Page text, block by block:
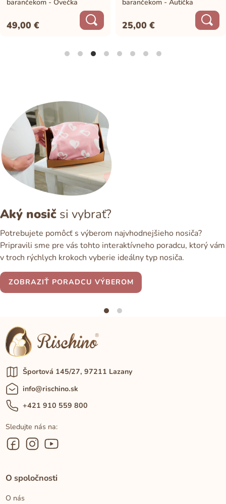
barančekom - Ovečka
49,00€
barančekom - Autíčka
25,00€
Aký nosič si vybrať?
Potrebujete pomôcť s výberom najvhodnejšieho nosiča?
Pripravili sme pre vás tohto interaktívneho poradcu, ktorý vám
v troch rýchlych krokoch vyberie ideálny typ nosiča.
ZOBRAZIŤ PORADCU VÝBEROM
Športová 145/27, 97211 Lazany
info@rischino.sk
+421 910 559 800
Sledujte nás na:
O spoločnosti
O nás